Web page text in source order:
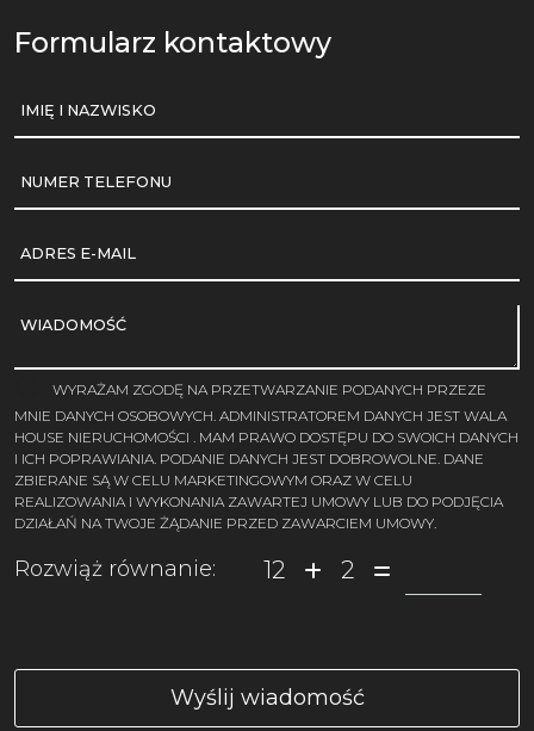
Formularz kontaktowy
IMIĘ I NAZWISKO
NUMER TELEFONU
ADRES E-MAIL
WIADOMOŚĆ
WYRAŻAM ZGODĘ NA PRZETWARZANIE PODANYCH PRZEZE
MNIE DANYCH OSOBOWYCH. ADMINISTRATOREM DANYCH JEST WALA
HOUSE NIERUCHOMOŚCI . MAM PRAWO DOSTĘPU DO SWOICH DANYCH
I ICH POPRAWIANIA. PODANIE DANYCH JEST DOBROWOLNE. DANE
ZBIERANE SĄ W CELU MARKETINGOWYM ORAZ W CELU
REALIZOWANIA I WYKONANIA ZAWARTEJ UMOWY LUB DO PODJĘCIA
DZIAŁAŃ NA TWOJE ŻĄDANIE PRZED ZAWARCIEM UMOWY.
Rozwiąż równanie: 12 2